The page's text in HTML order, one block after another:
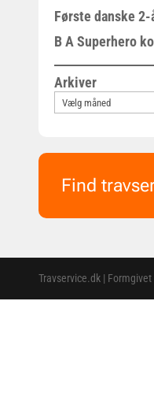
Første danske
B A Superhero
Arkiver
Find
Travservice.dk |